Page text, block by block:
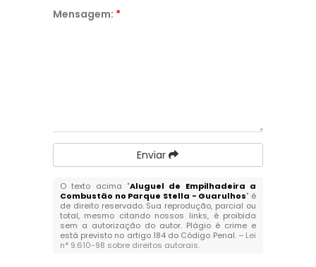
Mensagem: *
Enviar
O texto acima "Aluguel de Empilhadeira a
Combustão no Parque Stella - Guarulhos" é
de direito reservado. Sua reprodução, parcial ou
total, mesmo citando nossos links, é proibida
sem a autorização do autor. Plágio é crime e
está previsto no artigo 184 do Código Penal. – Lei
n° 9.610-98 sobre direitos autorais.